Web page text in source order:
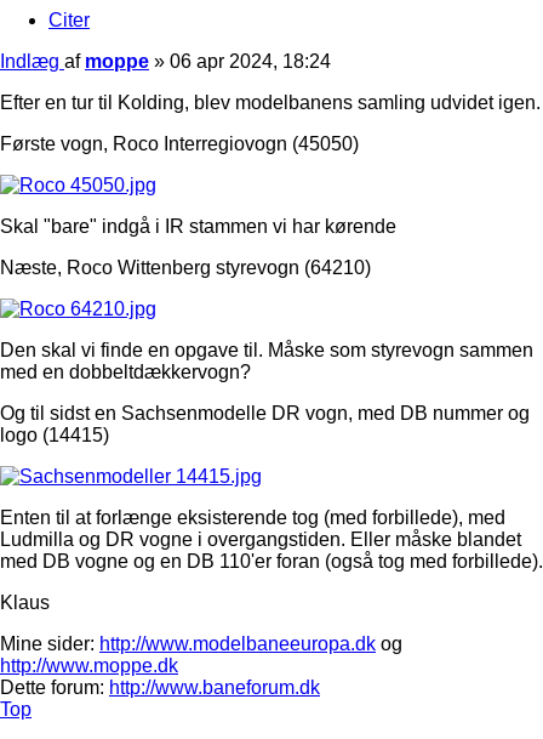
Citer
Indlæg af moppe » 06 apr 2024, 18:24
Efter en tur til Kolding, blev modelbanens samling udvidet igen.
Første vogn, Roco Interregiovogn (45050)
Skal "bare" indgå i IR stammen vi har kørende
Næste, Roco Wittenberg styrevogn (64210)
Den skal vi finde en opgave til. Måske som styrevogn sammen
med en dobbeltdækkervogn?
Og til sidst en Sachsenmodelle DR vogn, med DB nummer og
logo (14415)
Enten til at forlænge eksisterende tog (med forbillede), med
Ludmilla og DR vogne i overgangstiden. Eller måske blandet
med DB vogne og en DB 110'er foran (også tog med forbillede).
Klaus
Mine sider: http://www.modelbaneeuropa.dk og
http://www.moppe.dk
Dette forum: http://www.baneforum.dk
Top